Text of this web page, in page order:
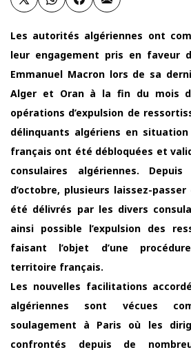
Les autorités algériennes ont
leur engagement pris en faveur
Emmanuel Macron lors de sa
Alger et Oran à la fin du mois
opérations d’expulsion de
délinquants algériens en
français ont été débloquées et
consulaires algériennes.
d’octobre, plusieurs laissez-
été délivrés par les divers
ainsi possible l’expulsion des
faisant l’objet d’une
territoire français.
Les nouvelles facilitations
algériennes sont vécues
soulagement à Paris où les
confrontés depuis de